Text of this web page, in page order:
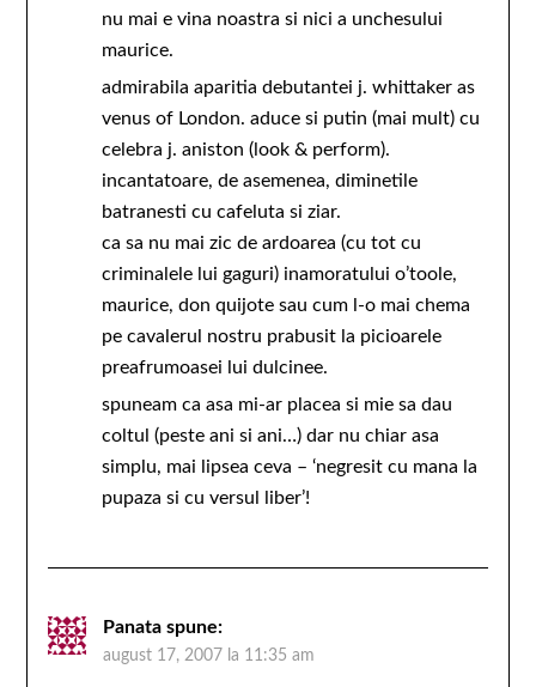
nu mai e vina noastra si nici a unchesului
maurice.
admirabila aparitia debutantei j. whittaker as
venus of London. aduce si putin (mai mult) cu
celebra j. aniston (look & perform).
incantatoare, de asemenea, diminetile
batranesti cu cafeluta si ziar.
ca sa nu mai zic de ardoarea (cu tot cu
criminalele lui gaguri) inamoratului o’toole,
maurice, don quijote sau cum l-o mai chema
pe cavalerul nostru prabusit la picioarele
preafrumoasei lui dulcinee.
spuneam ca asa mi-ar placea si mie sa dau
coltul (peste ani si ani…) dar nu chiar asa
simplu, mai lipsea ceva – ‘negresit cu mana la
pupaza si cu versul liber’!
Panata spune:
august 17, 2007 la 11:35 am